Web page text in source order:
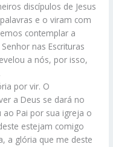
discípulos de Jesus
e o viram com
contemplar a
nas Escrituras
a nós, por isso,
por vir. O
a Deus se dará no
Pai por sua igreja o
estejam comigo
a glória que me deste